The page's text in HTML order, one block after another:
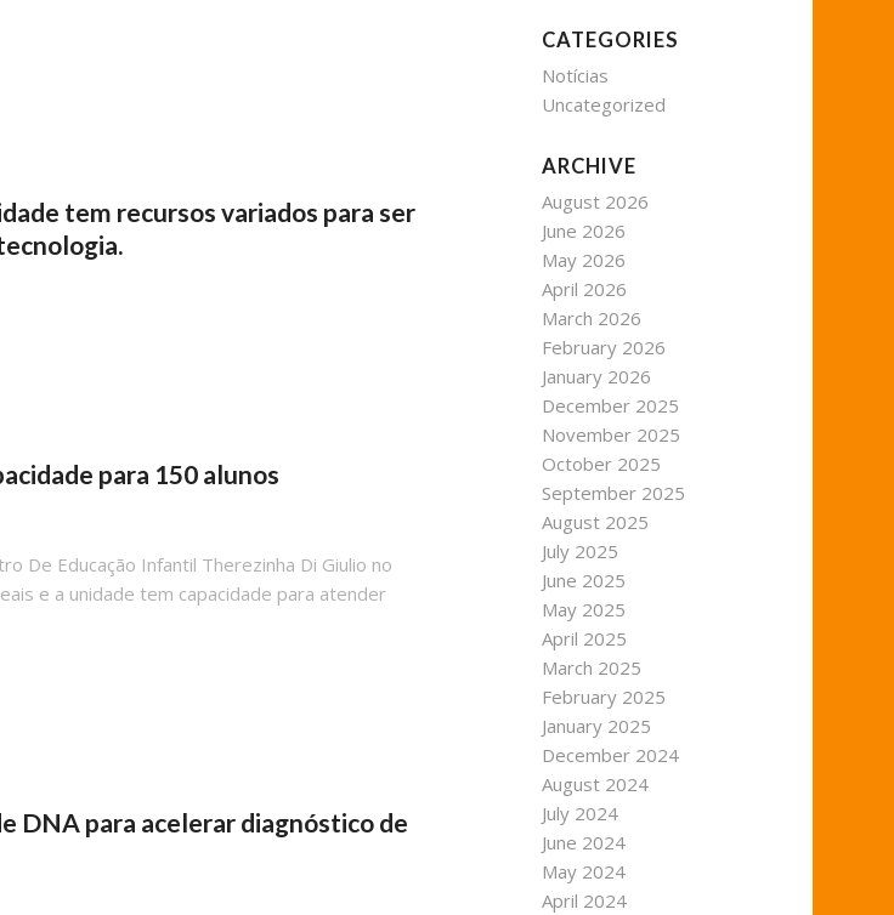
tem recursos variados para ser
para 150 alunos
De Educação Infantil Therezinha Di Giulio no
e a unidade tem capacidade para atender
DNA para acelerar diagnóstico de
CATEGORIES
Notícias
Uncategorized
ARCHIVE
August 2026
June 2026
May 2026
April 2026
March 2026
February 2026
January 2026
December 2025
November 2025
October 2025
September 2025
August 2025
July 2025
June 2025
May 2025
April 2025
March 2025
February 2025
January 2025
December 2024
August 2024
July 2024
June 2024
May 2024
April 2024